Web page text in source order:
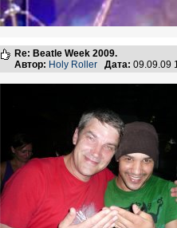
Re: Beatle Week 2009.
Автор: Holy Roller Дата: